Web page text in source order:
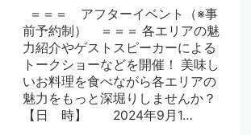
＝＝＝ アフターイベント（※事
前予約制） ＝＝＝ 各エリアの魅
力紹介やゲストスピーカーによる
トークショーなどを開催！ 美味し
いお料理を食べながら各エリアの
魅力をもっと深堀りしませんか？
【日 時】 2024年9月1…